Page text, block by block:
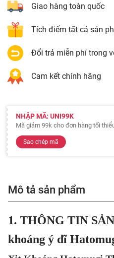
Giao hàng toàn quốc
Tích điểm tất cả sản
Đổi trả miễn phí trong
Cam kết chính hãng
NHẬP MÃ: UNI99K
Mã giảm 99k cho đơn hàng tối
Sao chép mã
Mô tả sản phẩm
1. THÔNG TIN
khoáng ý dĩ